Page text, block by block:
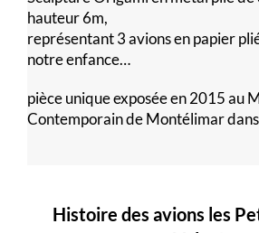
hauteur 6m,
représentant 3 avions en papier
notre enfance…
pièce unique exposée en 2015 au
Contemporain de Montélimar
Histoire des avions les